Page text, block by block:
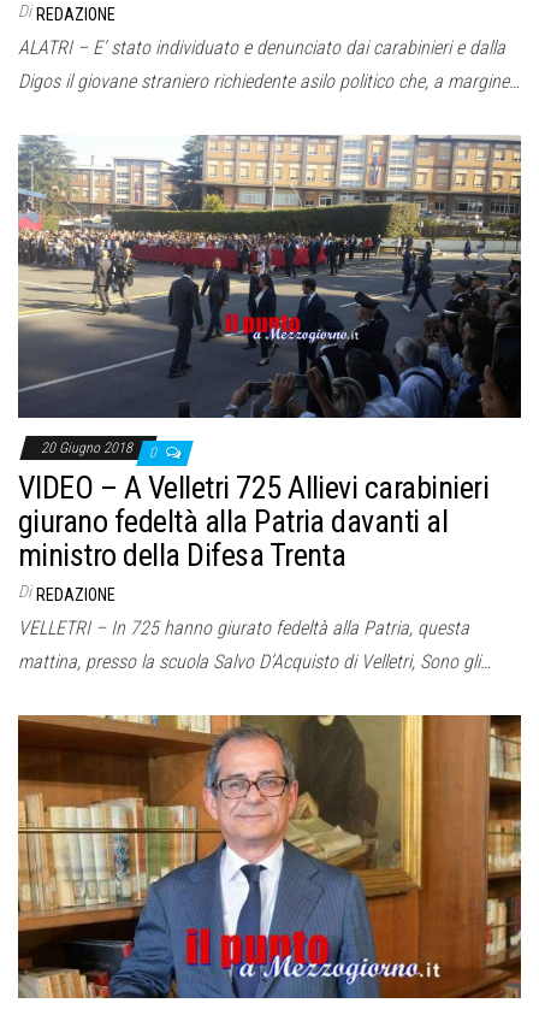
Di REDAZIONE
ALATRI – E’ stato individuato e denunciato dai carabinieri e dalla
Digos il giovane straniero richiedente asilo politico che, a margine…
20 Giugno 2018 0
VIDEO – A Velletri 725 Allievi carabinieri
giurano fedeltà alla Patria davanti al
ministro della Difesa Trenta
Di REDAZIONE
VELLETRI – In 725 hanno giurato fedeltà alla Patria, questa
mattina, presso la scuola Salvo D’Acquisto di Velletri, Sono gli…